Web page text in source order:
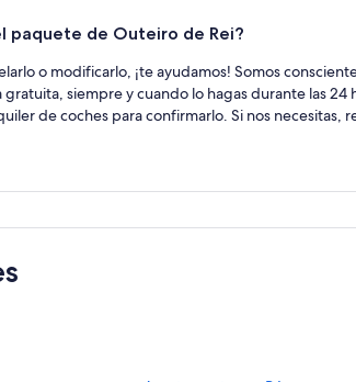
paquete de Outeiro de Rei?
o modificarlo, ¡te ayudamos! Somos
siempre y cuando lo hagas durante las
de coches para confirmarlo. Si nos necesitas,